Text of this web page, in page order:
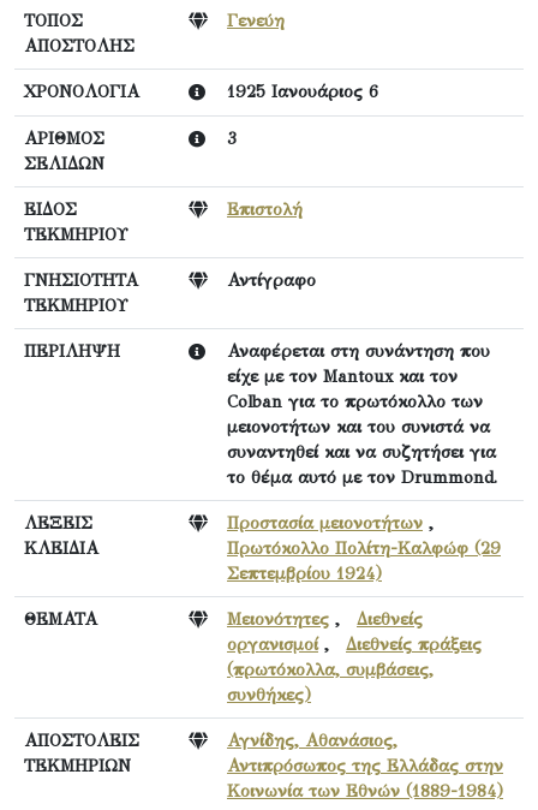
ΤΟΠΟΣ
ΑΠΟΣΤΟΛΗΣ
Γενεύη
ΧΡΟΝΟΛΟΓΙΑ 1925 Ιανουάριος 6
ΑΡΙΘΜΟΣ
ΣΕΛΙΔΩΝ
3
ΕΙΔΟΣ
ΤΕΚΜΗΡΙΟΥ
Επιστολή
ΓΝΗΣΙΟΤΗΤΑ
ΤΕΚΜΗΡΙΟΥ
Αντίγραφο
ΠΕΡΙΛΗΨΗ
Αναφέρεται στη συνάντηση που
είχε με τον Mantoux και τον
Colban για το πρωτόκολλο των
μειονοτήτων και του συνιστά να
συναντηθεί και να συζητήσει για
το θέμα αυτό με τον Drummond.
ΛΕΞΕΙΣ
ΚΛΕΙΔΙΑ
Προστασία μειονοτήτων ,
Πρωτόκολλο Πολίτη-Καλφώφ (29
Σεπτεμβρίου 1924)
ΘΕΜΑΤΑ Μειονότητες , Διεθνείς
οργανισμοί, Διεθνείς πράξεις
(πρωτόκολλα, συμβάσεις,
συνθήκες)
ΑΠΟΣΤΟΛΕΙΣ
ΤΕΚΜΗΡΙΩΝ
Αγνίδης, Αθανάσιος,
Αντιπρόσωπος της Ελλάδας στην
Κοινωνία των Εθνών (1889-1984)